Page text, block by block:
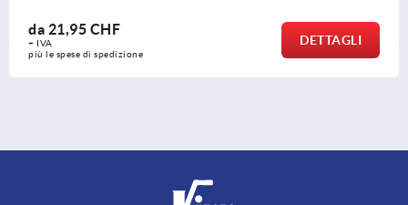
da 21,95 CHF
+ IVA
più le spese di spedizione
DETTAGLI